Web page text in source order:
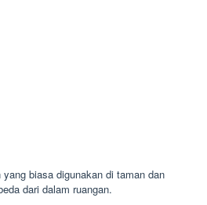
biasa digunakan di taman dan
dari dalam ruangan.